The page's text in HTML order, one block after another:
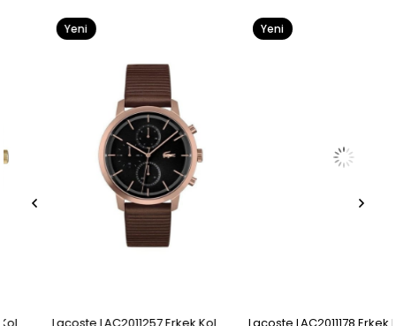
Lacoste LAC2011257 Erkek Kol Lacoste LAC2011178 Erkek Kol